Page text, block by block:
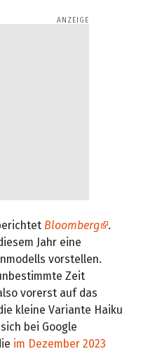
Bloomberg
.
Jahr eine
vorstellen.
Zeit
vorerst auf das
kleine Variante Haiku
bei Google
im Dezember 2023